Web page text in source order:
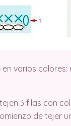
varios
3 filas con
de tejer